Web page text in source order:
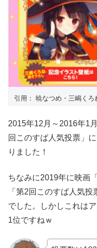
引用： 暁なつめ・三嶋く
2015年12月～2016年1
回このすば人気投票」
りました！
ちなみに2019年に映画
「第2回このすば人気
でした。しかしこれは
1位ですねｗ